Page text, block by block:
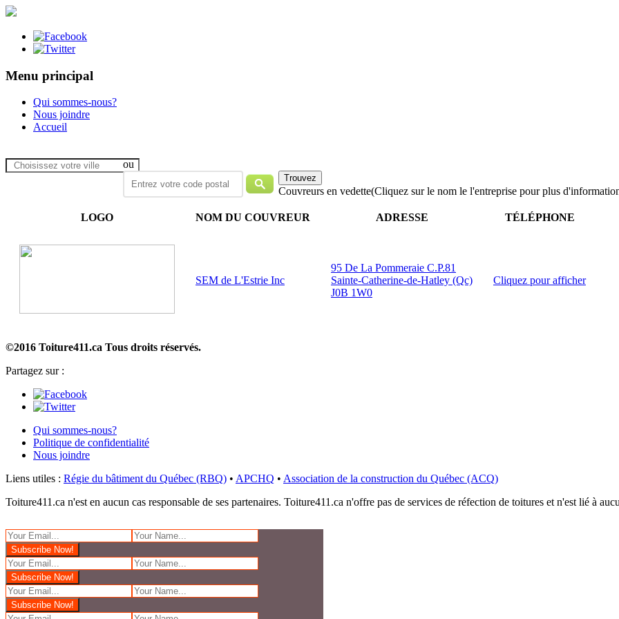
Menu principal
Qui sommes-nous?
Nous joindre
Accueil
ou
Couvreurs en vedette(Cliquez sur le nom le l'entreprise pour plus
LOGO NOM DU COUVREUR ADRESSE TÉLÉPHONE
SEM de L'Estrie Inc
95 De La Pommeraie C.P.81
Sainte-Catherine-de-Hatley (Qc)
J0B 1W0
Cliquez pour afficher
©2016 Toiture411.ca Tous droits réservés.
Partagez sur :
Qui sommes-nous?
Politique de confidentialité
Nous joindre
Liens utiles : Régie du bâtiment du Québec (RBQ) • APCHQ • Association de la construction du Québec (ACQ)
Toiture411.ca n'est en aucun cas responsable de ses partenaires. Toiture411.ca n'offre pas de services de réfection de toitures et n'est lié à